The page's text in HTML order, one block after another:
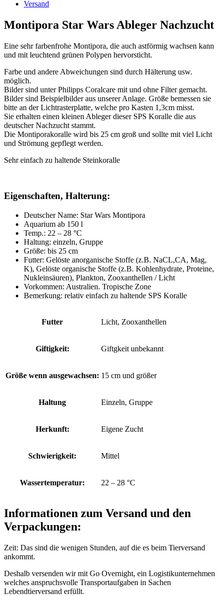
Versand
Montipora Star Wars Ableger Nachzucht
Eine sehr farbenfrohe Montipora, die auch astförmig wachsen kann
und mit leuchtend grünen Polypen hervorsticht.
Farbe und andere Abweichungen sind durch Hälterung usw.
möglich.
Bilder sind unter Philipps Coralcare mit und ohne Filter gemacht.
Bilder sind Beispielbilder aus unserer Anlage. Größe bemessen sie
bitte an der Lichtrasterplatte, welche pro Kasten 1,3cm misst.
Sie erhalten einen kleinen Ableger dieser SPS Koralle die aus
deutscher Nachzucht stammt.
Die Montiporakoralle wird bis 25 cm groß und sollte mit viel Licht
und Strömung gepflegt werden.
Sehr einfach zu haltende Steinkoralle
Eigenschaften, Halterung:
Deutscher Name: Star Wars Montipora
Aquarium ab 150 l
Temp.: 22 – 28 °C
Haltung: einzeln, Gruppe
Größe: bis 25 cm
Futter: Gelöste anorganische Stoffe (z.B. NaCL,CA, Mag,
K), Gelöste organische Stoffe (z.B. Kohlenhydrate, Proteine,
Nukleinsäuren), Plankton, Zooxanthellen / Licht
Vorkommen: Australien. Tropische Zone
Bemerkung: relativ einfach zu haltende SPS Koralle
Futter Licht, Zooxanthellen
Giftigkeit: Giftgkeit unbekannt
Größe wenn ausgewachsen: 15 cm und größer
Haltung Einzeln, Gruppe
Herkunft: Eigene Zucht
Schwierigkeit: Mittel
Wassertemperatur: 22 – 28 °C
Informationen zum Versand und den
Verpackungen:
Zeit: Das sind die wenigen Stunden, auf die es beim Tierversand
ankommt.
Deshalb versenden wir mit Go Overnight, ein Logistikunternehmen
welches anspruchsvolle Transportaufgaben in Sachen
Lebendtierversand erfüllt.